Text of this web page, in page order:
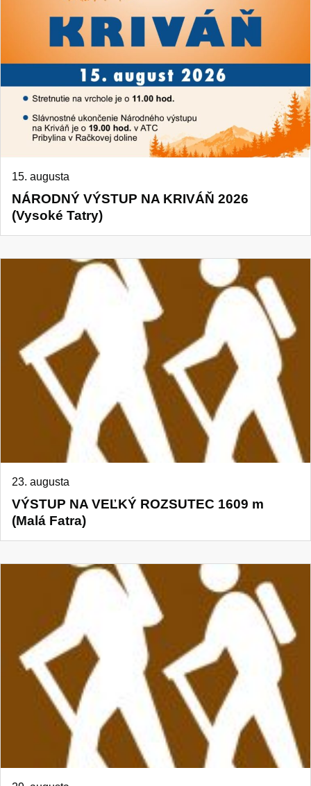
NÁRODNÝ VÝSTUP NA KRIVÁŇ 2026
(Vysoké Tatry)
15. augusta
VÝSTUP NA VEĽKÝ ROZSUTEC 1609 m
(Malá Fatra)
23. augusta